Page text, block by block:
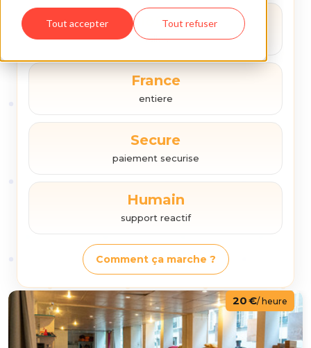
Tout accepter Tout refuser
180+
salles
France
entiere
Secure
paiement securise
Humain
support reactif
Comment ça marche ?
20 €/ heure